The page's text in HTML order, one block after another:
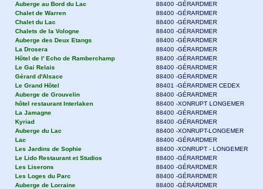
Auberge au Bord du Lac
88400 -GÉRARDMER
Chalet de Warren
88400 -GÉRARDMER
Chalet du Lac
88400 -GÉRARDMER
Chalets de la Vologne
88400 -GÉRARDMER
Auberge des Deux Etangs
88400 -GÉRARDMER
La Drosera
88400 -GÉRARDMER
Hôtel de l' Echo de Ramberchamp
88400 -GÉRARDMER
Le Gai Relais
88400 -GÉRARDMER
Gérard d'Alsace
88400 -GÉRARDMER
Le Grand Hôtel
88401 -GÉRARDMER CEDEX
Auberge de Grouvelin
88400 -GÉRARDMER
hôtel restaurant Interlaken
88400 -XONRUPT LONGEMER
La Jamagne
88400 -GÉRARDMER
Kyriad
88400 -GÉRARDMER
Auberge du Lac
88400 -XONRUPT-LONGEMER
Lac
88400 -GÉRARDMER
Les Jardins de Sophie
88400 -XONRUPT - LONGEMER
Le Lido Restaurant et Studios
88400 -GÉRARDMER
Les Liserons
88400 -GÉRARDMER
Les Loges du Parc
88400 -GÉRARDMER
Auberge de Lorraine
88400 -GÉRARDMER